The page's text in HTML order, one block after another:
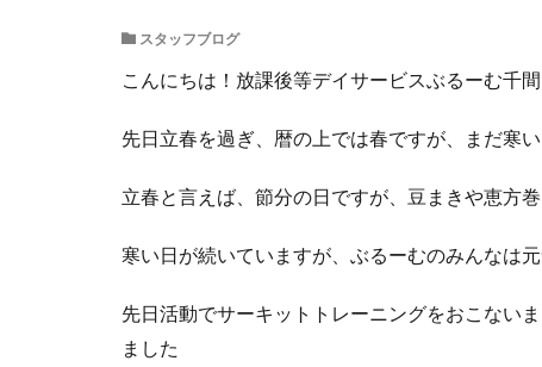
スタッフブログ
こんにちは！放課後等デイサービスぶるーむ千
先日立春を過ぎ、暦の上では春ですが、まだ寒
立春と言えば、節分の日ですが、豆まきや恵方
寒い日が続いていますが、ぶるーむのみんなは元
先日活動でサーキットトレーニングをおこない
ました